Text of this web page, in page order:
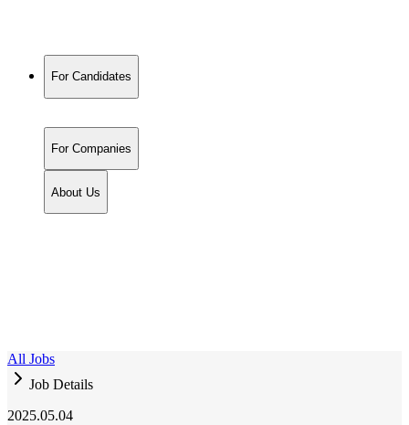
For Candidates
For Companies
About Us
All Jobs
Job Details
2025.05.04